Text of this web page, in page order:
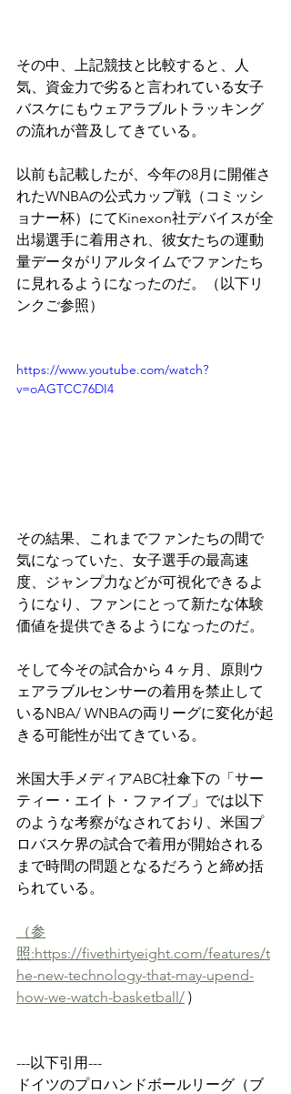
その中、上記競技と比較すると、人
気、資金力で劣ると言われている女子
バスケにもウェアラブルトラッキング
の流れが普及してきている。
以前も記載したが、今年の8月に開催さ
れたWNBAの公式カップ戦（コミッシ
ョナー杯）にてKinexon社デバイスが全
出場選手に着用され、彼女たちの運動
量データがリアルタイムでファンたち
に見れるようになったのだ。（以下リ
ンクご参照）
https://www.youtube.com/watch?
v=oAGTCC76DI4
その結果、これまでファンたちの間で
気になっていた、女子選手の最高速
度、ジャンプ力などが可視化できるよ
うになり、ファンにとって新たな体験
価値を提供できるようになったのだ。
そして今その試合から４ヶ月、原則ウ
ェアラブルセンサーの着用を禁止して
いるNBA/ WNBAの両リーグに変化が起
きる可能性が出てきている。
米国大手メディアABC社傘下の「サー
ティー・エイト・ファイブ」では以下
のような考察がなされており、米国プ
ロバスケ界の試合で着用が開始される
まで時間の問題となるだろうと締め括
られている。
（参
照:https://fivethirtyeight.com/features/t
he-new-technology-that-may-upend-
how-we-watch-basketball/ )
---以下引用---
ドイツのプロハンドボールリーグ（ブ